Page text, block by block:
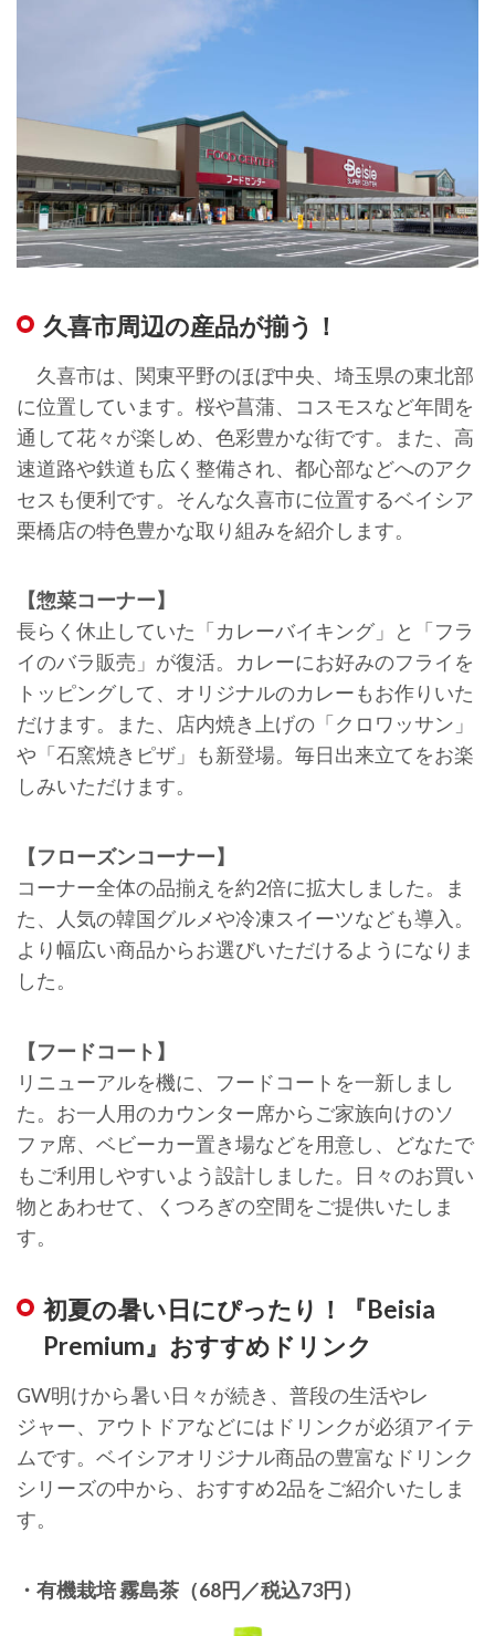
久喜市周辺の産品が揃う！
久喜市は、関東平野のほぼ中央、埼玉県の東北部
に位置しています。桜や菖蒲、コスモスなど年間を
通して花々が楽しめ、色彩豊かな街です。また、高
速道路や鉄道も広く整備され、都心部などへのアク
セスも便利です。そんな久喜市に位置するベイシア
栗橋店の特色豊かな取り組みを紹介します。
【惣菜コーナー】
長らく休止していた「カレーバイキング」と「フラ
イのバラ販売」が復活。カレーにお好みのフライを
トッピングして、オリジナルのカレーもお作りいた
だけます。また、店内焼き上げの「クロワッサン」
や「石窯焼きピザ」も新登場。毎日出来立てをお楽
しみいただけます。
【フローズンコーナー】
コーナー全体の品揃えを約2倍に拡大しました。ま
た、人気の韓国グルメや冷凍スイーツなども導入。
より幅広い商品からお選びいただけるようになりま
した。
【フードコート】
リニューアルを機に、フードコートを一新しまし
た。お一人用のカウンター席からご家族向けのソ
ファ席、ベビーカー置き場などを用意し、どなたで
もご利用しやすいよう設計しました。日々のお買い
物とあわせて、くつろぎの空間をご提供いたしま
す。
初夏の暑い日にぴったり！『Beisia
Premium』おすすめドリンク
GW明けから暑い日々が続き、普段の生活やレ
ジャー、アウトドアなどにはドリンクが必須アイテ
ムです。ベイシアオリジナル商品の豊富なドリンク
シリーズの中から、おすすめ2品をご紹介いたしま
す。
・有機栽培 霧島茶（68円／税込73円）